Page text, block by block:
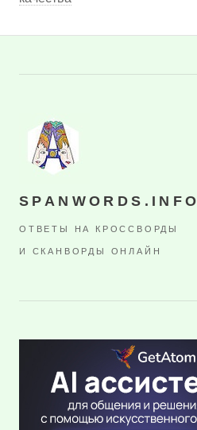
SPANWORDS.INFO
ОТВЕТЫ НА КРОССВОРДЫ
И СКАНВОРДЫ ОНЛАЙН